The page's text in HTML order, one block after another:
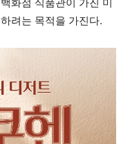
려는 목적을 가진다.